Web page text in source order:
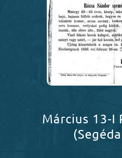
Dokumentumok
Március 13-I